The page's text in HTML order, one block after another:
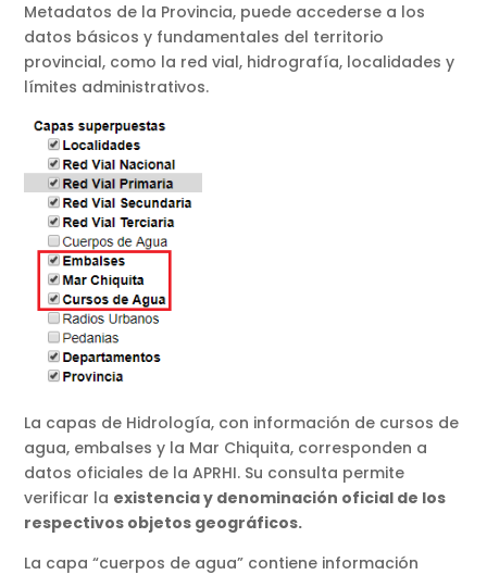
Metadatos de la Provincia, puede accederse a los
datos básicos y fundamentales del territorio
provincial, como la red vial, hidrografía, localidades y
límites administrativos.
La capas de Hidrología, con información de cursos de
agua, embalses y la Mar Chiquita, corresponden a
datos oficiales de la APRHI. Su consulta permite
verificar la existencia y denominación oficial de los
respectivos objetos geográficos.
La capa “cuerpos de agua” contiene información